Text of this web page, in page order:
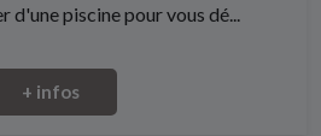
piscine pour vous dé...
+ infos